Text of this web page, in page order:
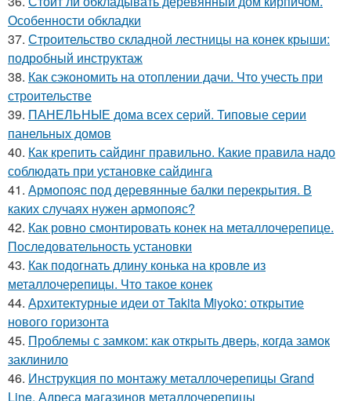
Особенности обкладки
37. Строительство складной лестницы на конек крыши:
подробный инструктаж
38. Как сэкономить на отоплении дачи. Что учесть при
строительстве
39. ПАНЕЛЬНЫЕ дома всех серий. Типовые серии
панельных домов
40. Как крепить сайдинг правильно. Какие правила надо
соблюдать при установке сайдинга
41. Армопояс под деревянные балки перекрытия. В
каких случаях нужен армопояс?
42. Как ровно смонтировать конек на металлочерепице.
Последовательность установки
43. Как подогнать длину конька на кровле из
металлочерепицы. Что такое конек
44. Архитектурные идеи от Takita Miyoko: открытие
нового горизонта
45. Проблемы с замком: как открыть дверь, когда замок
заклинило
46. Инструкция по монтажу металлочерепицы Grand
Line. Адреса магазинов металлочерепицы